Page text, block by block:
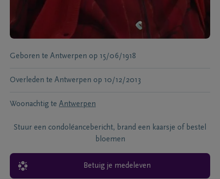
Geboren te Antwerpen op 15/06/1918
Overleden te Antwerpen op 10/12/2013
Woonachtig te Antwerpen
Stuur een condoléancebericht, brand een kaarsje of bestel
bloemen
Betuig je medeleven